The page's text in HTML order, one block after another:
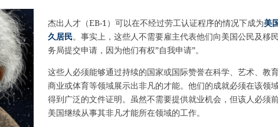
杰出人才（EB-1）可以在不经过劳工认证程序的情况下成为美
久居民。事实上，这些人不需要雇主代表他们向美国公民及移
务局提交申请，因为他们有权”自我申请”。
这些人必须能够通过持续的国家或国际赞誉在科学、艺术、教育
商业或体育等领域展示出非凡的才能。他们的成就必须在该领
得到广泛的文件证明。虽然不需要提供就业机会，但该人必须
美国继续从事其非凡才能所在领域的工作。